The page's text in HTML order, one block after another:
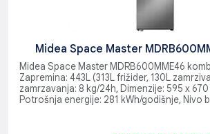
Midea Space Master
Midea Space Master MDRB600MME46
Zapremina: 443L (313L frižider, 130L
zamrzavanja: 8 kg/24h, Dimenzije: 595 x
Potrošnja energije: 281 kWh/godišnje, Nivo